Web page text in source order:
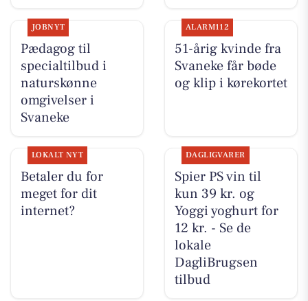
JOBNYT
Pædagog til
specialtilbud i
naturskønne
omgivelser i
Svaneke
ALARM112
51-årig kvinde fra
Svaneke får bøde
og klip i kørekortet
LOKALT NYT
Betaler du for
meget for dit
internet?
DAGLIGVARER
Spier PS vin til
kun 39 kr. og
Yoggi yoghurt for
12 kr. - Se de
lokale
DagliBrugsen
tilbud